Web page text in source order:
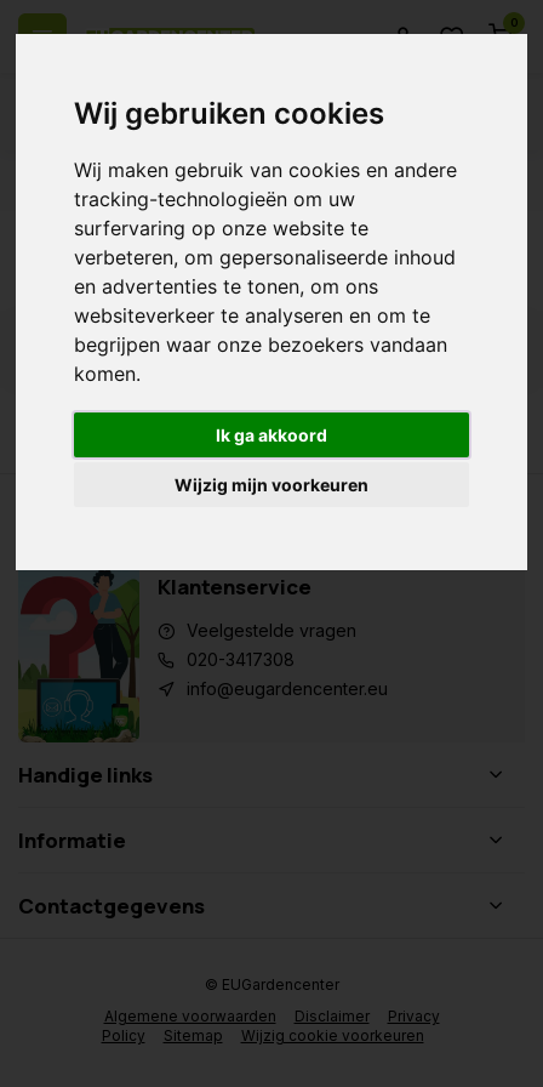
Wij gebruiken cookies
Wij maken gebruik van cookies en andere
tracking-technologieën om uw
surfervaring op onze website te
verbeteren, om gepersonaliseerde inhoud
en advertenties te tonen, om ons
websiteverkeer te analyseren en om te
begrijpen waar onze bezoekers vandaan
komen.
Ik ga akkoord
Wijzig mijn voorkeuren
0
14 Dagen retourrecht Beste klantenservice
Terug
Producten getagd met dry net
Klantenservice
Veelgestelde vragen
020-3417308
info@eugardencenter.eu
Handige links
Informatie
Contactgegevens
Algemene voorwaarden Disclaimer
Privacy
Policy
Sitemap Wijzig cookie voorkeuren
© EUGardencenter